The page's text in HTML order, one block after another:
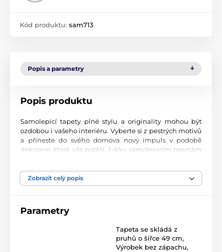
Kód produktu: sam713
Popis a parametry
Popis produktu
Samolepicí tapety plné stylu a originality mohou být
ozdobou i vašeho interiéru. Vyberte si z pestrých motivů
a přineste do svého domova nový impuls v podobě
dekorace, která vás potěší. I díky samolepicím tapetám
Perfektní tiskové zpracování
materiál s jemným povrchem a matným vzhledem. Tisk
90 µm. Tyto tapety neobsahují PVC a jsou opatřeny silně
přilnavým akrylovým lepidlem, které zajistí jejich pevné
uchycení na stěnu. Díky použití inkoustového tisku jsou
Zobrazit celý popis
Parametry
Tapeta se skládá z
pruhů o šířce 49 cm,
Výrobek bez zápachu,